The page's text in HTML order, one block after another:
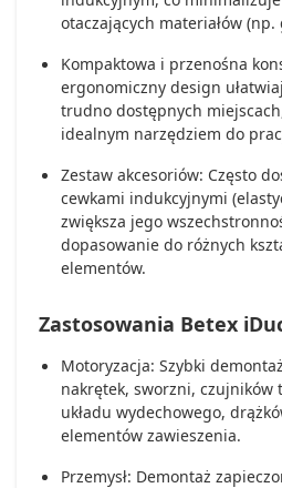
otaczających materiałów (np.
Kompaktowa i przenośna
ergonomiczny design
trudno dostępnych
idealnym narzędziem do
Zestaw akcesoriów: Często
cewkami indukcyjnymi
zwiększa jego
dopasowanie do różnych
elementów.
Zastosowania Betex
Motoryzacja: Szybki
nakrętek, sworzni, czujników
układu wydechowego,
elementów zawieszenia.
Przemysł: Demontaż